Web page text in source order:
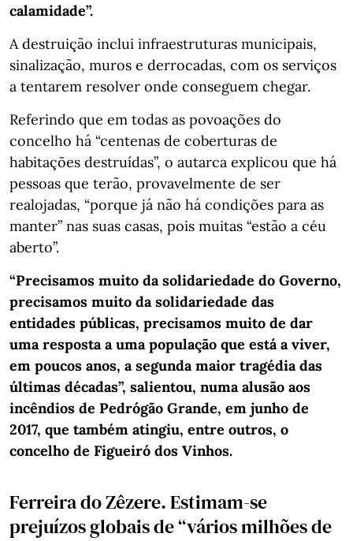
calamidade”.
A destruição inclui infraestruturas municipais,
sinalização, muros e derrocadas, com os serviços
a tentarem resolver onde conseguem chegar.
Referindo que em todas as povoações do
concelho há “centenas de coberturas de
habitações destruídas”, o autarca explicou que há
pessoas que terão, provavelmente de ser
realojadas, “porque já não há condições para as
manter” nas suas casas, pois muitas “estão a céu
aberto”.
“Precisamos muito da solidariedade do Governo,
precisamos muito da solidariedade das
entidades públicas, precisamos muito de dar
uma resposta a uma população que está a viver,
em poucos anos, a segunda maior tragédia das
últimas décadas”, salientou, numa alusão aos
incêndios de Pedrógão Grande, em junho de
2017, que também atingiu, entre outros, o
concelho de Figueiró dos Vinhos.
Ferreira do Zêzere. Estimam-se
prejuízos globais de “vários milhões de